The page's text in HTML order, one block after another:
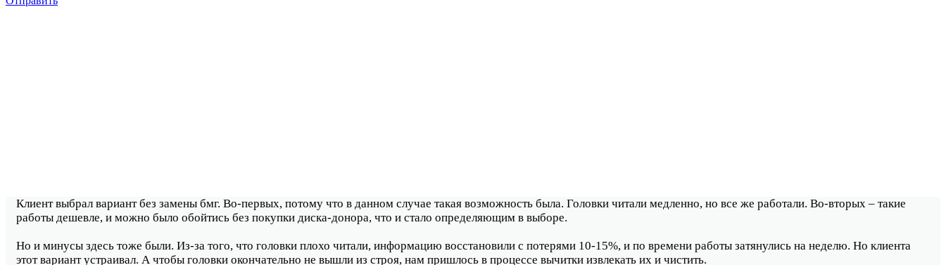
Клиент выбрал вариант без замены бмг. Во-первых, потому что в данном случае такая возможность была. Головки читали медленно, но все же работали. Во-вторых – такие
работы дешевле, и можно было обойтись без покупки диска-донора, что и стало определяющим в выборе.
Но и минусы здесь тоже были. Из-за того, что головки плохо читали, информацию восстановили с потерями 10-15%, и по времени работы затянулись на неделю. Но клиента
этот вариант устраивал. А чтобы головки окончательно не вышли из строя, нам пришлось в процессе вычитки извлекать их и чистить.